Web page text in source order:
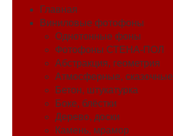
Главная
Виниловые фотофоны
Однотонные фоны
Фотофоны СТЕНА-ПОЛ
Абстракция, геометрия
Атмосферные, сказочные
Бетон, штукатурка
Боке, блёстки
Дерево, доски
Камень, мрамор